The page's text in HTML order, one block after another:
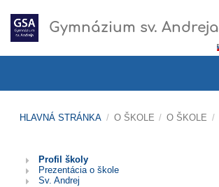
Gymnázium sv. Andreja
HLAVNÁ STRÁNKA / O ŠKOLE / O ŠKOLE /
Profil
školy
Profil školy
Prezentácia o škole
Sv. Andrej